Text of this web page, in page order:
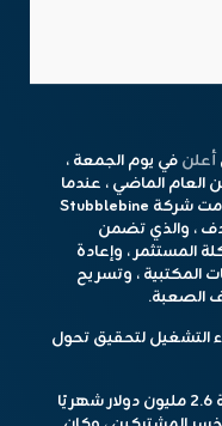
أعلنفي يوم الجمعة ،
الماضي ، عندما
، قامت شركة Stubblebine
، والذي تضمن
المستثمر ، وإعادة
المكتبية ، وتسريح
الصعبة.
التشغيل لتحقيق تحول
وفقًا لـ Stubblebine ، فقد خسرت الشركة 2.6 مليون دولار شهريًا